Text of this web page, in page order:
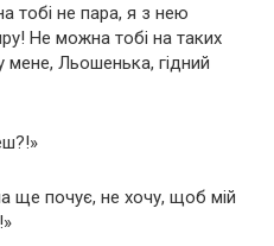
тобі не пара, я з нею
Не можна тобі на таких
Льошенька, гідний
ще почує, не хочу, щоб мій